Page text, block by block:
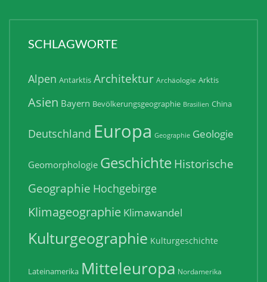
SCHLAGWORTE
Alpen Antarktis Architektur Archäologie Arktis
Asien Bayern Bevölkerungsgeographie Brasilien China
Deutschland Europa Geographie Geologie
Geomorphologie GeschichteHistorische
Geographie Hochgebirge
Klimageographie Klimawandel
Kulturgeographie Kulturgeschichte
Lateinamerika Mitteleuropa Nordamerika